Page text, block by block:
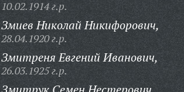
10.02.1914 г.р.
Змиев Николай Никифорович,
28.04.1920 г.р.
Змитреня Евгений Иванович,
26.03.1925 г.р.